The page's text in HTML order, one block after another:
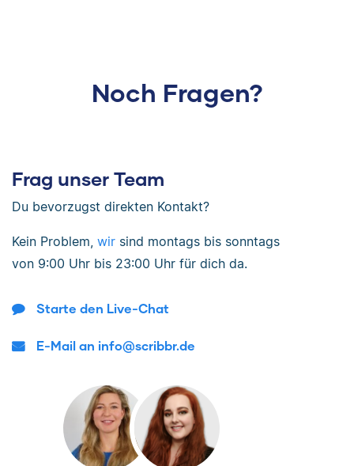
Noch Fragen?
Frag unser Team
Du bevorzugst direkten Kontakt?
Kein Problem, wir sind montags bis sonntags
von 9:00 Uhr bis 23:00 Uhr für dich da.
Starte den Live-Chat
E-Mail an info@scribbr.de